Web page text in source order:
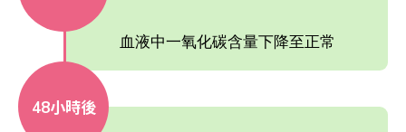
血液中一氧化碳含量下降至正常
48小時後